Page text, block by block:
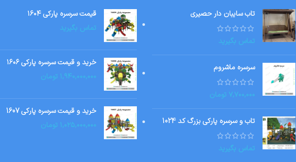
تاب سایبان دار حصیری
تماس بگیرید
سرسره ماشروم
۷,۷۰۰,۰۰۰ تومان
تاب و سرسره پارکی بزرگ کد 1024
تماس بگیرید
قیمت سرسره پارکی ۱۶۰۴
تماس بگیرید
خرید و قیمت سرسره پارکی ۱۶۰۶
۱,۹۴۰,۰۰۰,۰۰۰ تومان
خرید و قیمت سرسره پارکی 1607
۱,۰۲۵,۰۰۰,۰۰۰ تومان